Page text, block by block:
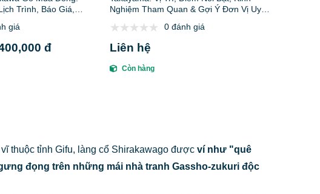
Trình, Báo Giá,
giá
đ
Nghiệm Tham Quan & Gợi Ý Đơn Vị Uy
0 đánh giá
Liên hệ
Còn hàng
thuộc tỉnh Gifu, làng cổ Shirakawago được ví như "quê
đọng trên những mái nhà tranh Gassho-zukuri độc